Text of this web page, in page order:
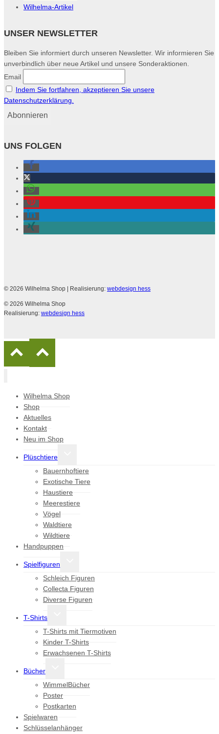
Wilhelma-Artikel
UNSER NEWSLETTER
Bleiben Sie informiert durch unseren Newsletter. Wir informieren Sie
unverbindlich über neue Artikel und unsere Sonderaktionen.
Email
Indem Sie fortfahren, akzeptieren Sie unsere
Datenschutzerklärung.
UNS FOLGEN
© 2026 Wilhelma Shop | Realisierung: webdesign hess
© 2026 Wilhelma Shop
Realisierung: webdesign hess
Wilhelma Shop
Shop
Aktuelles
Kontakt
Neu im Shop
Plüschtiere
Bauernhoftiere
Exotische Tiere
Haustiere
Meerestiere
Vögel
Waldtiere
Wildtiere
Handpuppen
Spielfiguren
Schleich Figuren
Collecta Figuren
Diverse Figuren
T-Shirts
T-Shirts mit Tiermotiven
Kinder T-Shirts
Erwachsenen T-Shirts
Bücher
WimmelBücher
Poster
Postkarten
Spielwaren
Schlüsselanhänger